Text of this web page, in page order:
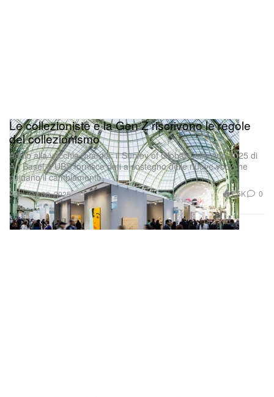
Arte
Le collezioniste e la Gen Z riscrivono le regole
del collezionismo
Addio alla vecchia guardia: il Survey of Global Collecting 2025 di
Art Basel & UBS fornisce dati a sostegno delle nuove voci che
guidano il cambiamento.
Oct 30, 2025 1.5K 0